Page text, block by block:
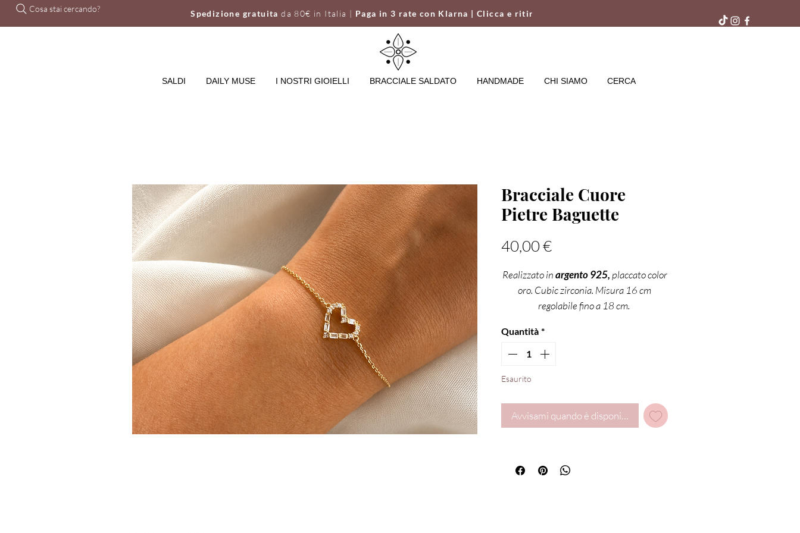
Cosa stai cercando? Spedizione gratuitada 80€ in Italia | Paga in 3 rate con Klarna | Clicca e ritira gratuito in negozio
SALDI DAILY MUSE I NOSTRI GIOIELLI BRACCIALE SALDATO HANDMADE CHI SIAMO CERCA
Bracciale Cuore
Pietre Baguette
40,00 €Prezzo
Realizzato inargento 925, placcato color
oro. Cubic zirconia. Misura 16 cm
regolabile fino a 18 cm.
Quantità *
Esaurito
Avvisami quando è disponibile